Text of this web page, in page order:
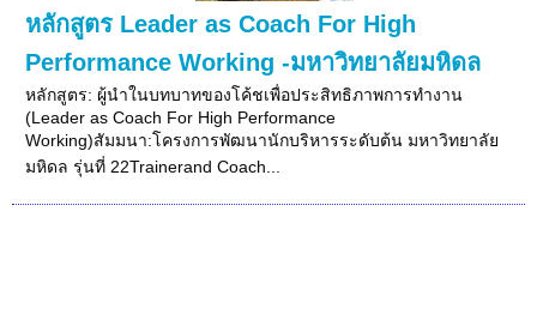
หลักสูตร Leader as Coach For High
Performance Working -มหาวิทยาลัยมหิดล
หลักสูตร: ผู้นำในบทบาทของโค้ชเพื่อประสิทธิภาพการทำงาน
(Leader as Coach For High Performance
Working)สัมมนา:โครงการพัฒนานักบริหารระดับต้น มหาวิทยาลัย
มหิดล รุ่นที่ 22Trainerand Coach...